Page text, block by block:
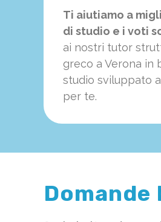
Ti aiutiamo a
di studio e i voti
ai nostri tutor
greco a Verona in
studio sviluppato
per te.